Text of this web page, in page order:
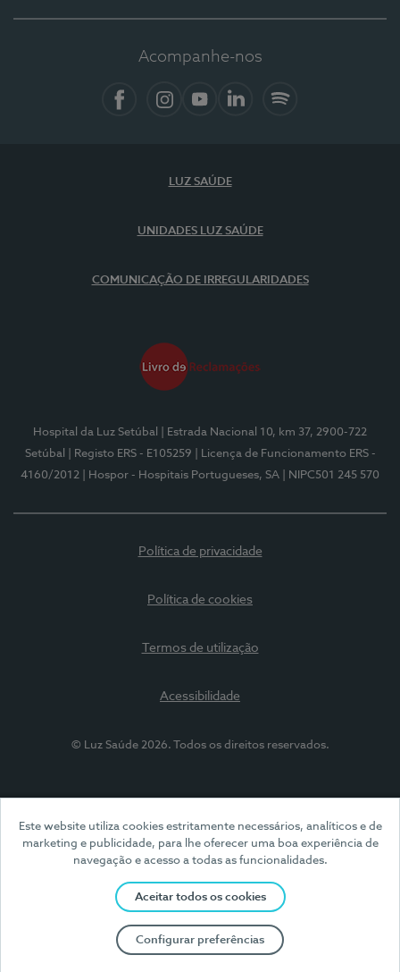
Este website utiliza cookies estritamente necessários, analíticos e de
marketing e publicidade, para lhe oferecer uma boa experiência de
navegação e acesso a todas as funcionalidades.
Aceitar todos os cookies
Configurar preferências
Acompanhe-nos
LUZ SAÚDE
UNIDADES LUZ SAÚDE
COMUNICAÇÃO DE IRREGULARIDADES
Hospital da Luz Setúbal
| Estrada Nacional 10, km 37, 2900-722
Setúbal
| Registo ERS - E105259
| Licença de Funcionamento ERS -
4160/2012
| Hospor - Hospitais Portugueses, SA | NIPC501 245 570
Política de privacidade
Política de cookies
Termos de utilização
Acessibilidade
© Luz Saúde 2026. Todos os direitos reservados.